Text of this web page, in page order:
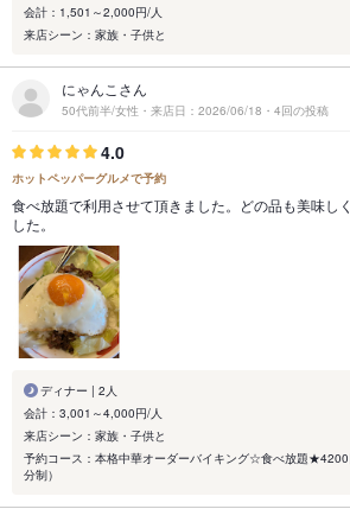
会計：1,501～2,000円/人
来店シーン：家族・子供と
にゃんこさん
50代前半/女性・来店日：2026/06/18・4回の投稿
4.0
ホットペッパーグルメで予約
食べ放題で利用させて頂きました。どの品も美味し
した。
ディナー | 2人
会計：3,001～4,000円/人
来店シーン：家族・子供と
予約コース：本格中華オーダーバイキング☆食べ放題
分制）